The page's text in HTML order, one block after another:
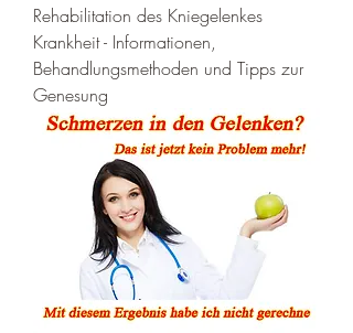
Rehabilitation des Kniegelenkes
Krankheit - Informationen,
Behandlungsmethoden und Tipps zur
Genesung